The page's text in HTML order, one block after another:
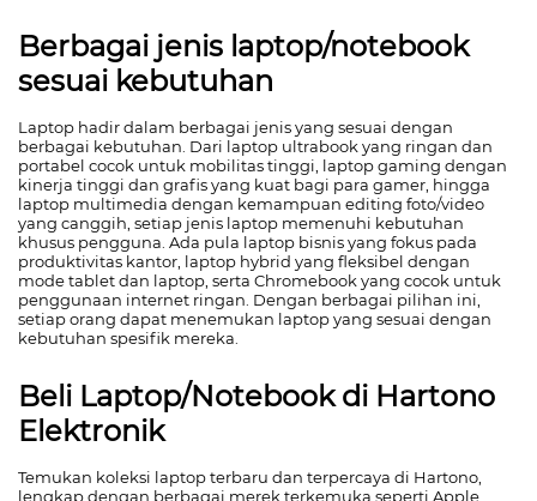
Berbagai jenis laptop/notebook
sesuai kebutuhan
Laptop hadir dalam berbagai jenis yang sesuai dengan
berbagai kebutuhan. Dari laptop ultrabook yang ringan dan
portabel cocok untuk mobilitas tinggi, laptop gaming dengan
kinerja tinggi dan grafis yang kuat bagi para gamer, hingga
laptop multimedia dengan kemampuan editing foto/video
yang canggih, setiap jenis laptop memenuhi kebutuhan
khusus pengguna. Ada pula laptop bisnis yang fokus pada
produktivitas kantor, laptop hybrid yang fleksibel dengan
mode tablet dan laptop, serta Chromebook yang cocok untuk
penggunaan internet ringan. Dengan berbagai pilihan ini,
setiap orang dapat menemukan laptop yang sesuai dengan
kebutuhan spesifik mereka.
Beli Laptop/Notebook di Hartono
Elektronik
Temukan koleksi laptop terbaru dan terpercaya di Hartono,
lengkap dengan berbagai merek terkemuka seperti Apple